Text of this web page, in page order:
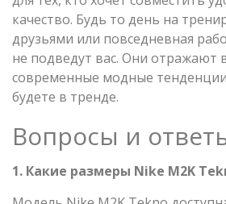
качество. Будь то день на
друзьями или повседневная
не подведут вас. Они отражают
современные модные
будете в тренде.
Вопросы и
1. Какие размеры Nike M2K